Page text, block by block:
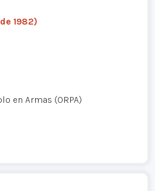
1982)
en Armas (ORPA)